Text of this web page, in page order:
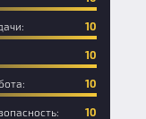
10
10
10
10